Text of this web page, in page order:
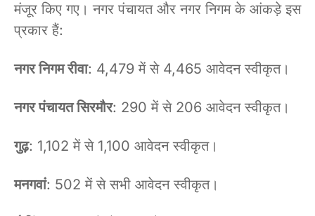
मंजूर किए गए। नगर पंचायत और नगर निगम के आंकड़े इस
प्रकार हैं:
नगर निगम रीवा: 4,479 में से 4,465 आवेदन स्वीकृत।
नगर पंचायत सिरमौर: 290 में से 206 आवेदन स्वीकृत।
गुढ़: 1,102 में से 1,100 आवेदन स्वीकृत।
मनगवां: 502 में से सभी आवेदन स्वीकृत।